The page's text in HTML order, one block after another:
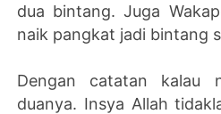
dua bintang. Juga
naik pangkat jadi bintang
Dengan catatan kalau
duanya. Insya Allah